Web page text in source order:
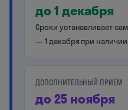
до 1 декабря
Сроки устанавливает
— 1 декабря при
ДОПОЛНИТЕЛЬНЫЙ ПРИЁМ
до 25 ноября